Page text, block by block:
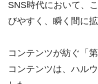
SNS時代において、
びやすく、瞬く間に
コンテンツが紡ぐ「
コンテンツは、ハル